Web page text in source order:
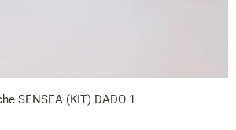
SENSEA (KIT) DADO 1